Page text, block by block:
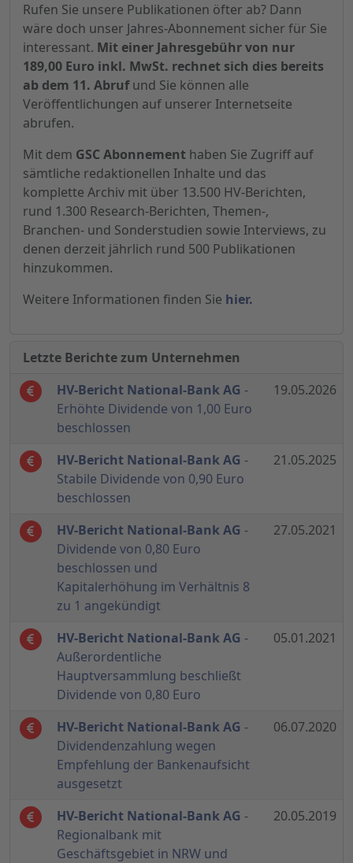
Rufen Sie unsere Publikationen öfter ab? Dann
wäre doch unser Jahres-Abonnement sicher für Sie
interessant. Mit einer Jahresgebühr von nur
189,00 Euro inkl. MwSt. rechnet sich dies bereits
ab dem 11. Abrufund Sie können alle
Veröffentlichungen auf unserer Internetseite
abrufen.
Mit dem GSC Abonnement haben Sie Zugriff auf
sämtliche redaktionellen Inhalte und das
komplette Archiv mit über 13.500 HV-Berichten,
rund 1.300 Research-Berichten, Themen-,
Branchen- und Sonderstudien sowie Interviews, zu
denen derzeit jährlich rund 500 Publikationen
hinzukommen.
Weitere Informationen finden Sie hier.
Letzte Berichte zum Unternehmen
HV-Bericht National-Bank AG -
Erhöhte Dividende von 1,00 Euro
beschlossen
19.05.2026
HV-Bericht National-Bank AG -
Stabile Dividende von 0,90 Euro
beschlossen
21.05.2025
HV-Bericht National-Bank AG -
Dividende von 0,80 Euro
beschlossen und
Kapitalerhöhung im Verhältnis 8
zu 1 angekündigt
27.05.2021
HV-Bericht National-Bank AG -
Außerordentliche
Hauptversammlung beschließt
Dividende von 0,80 Euro
05.01.2021
HV-Bericht National-Bank AG -
Dividendenzahlung wegen
Empfehlung der Bankenaufsicht
ausgesetzt
06.07.2020
HV-Bericht National-Bank AG -
Regionalbank mit
Geschäftsgebiet in NRW und
20.05.2019